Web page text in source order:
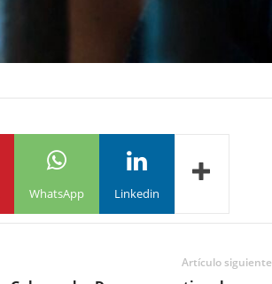
WhatsApp Linkedin
Artículo siguiente